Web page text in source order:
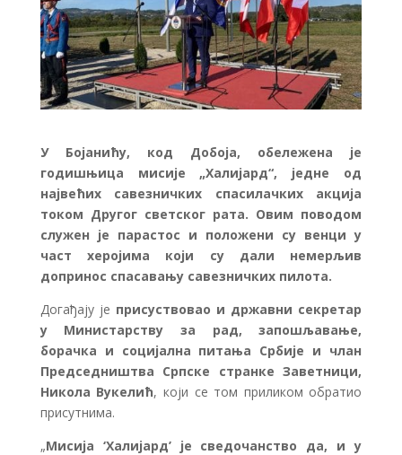
У Бојанићу, код Добоја, обележена је
годишњица мисије „Халијард“, једне од
највећих савезничких спасилачких акција
током Другог светског рата. Овим поводом
служен је парастос и положени су венци у
част херојима који су дали немерљив
допринос спасавању савезничких пилота.
Догађају је присуствовао и државни секретар
у Министарству за рад, запошљавање,
борачка и социјална питања Србије и члан
Председништва Српске странке Заветници,
Никола Вукелић, који се том приликом обратио
присутнима.
„Мисија ‘Халијард’ је сведочанство да, и у